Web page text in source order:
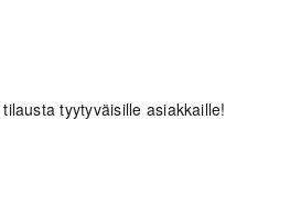
tilausta tyytyväisille asiakkaille!